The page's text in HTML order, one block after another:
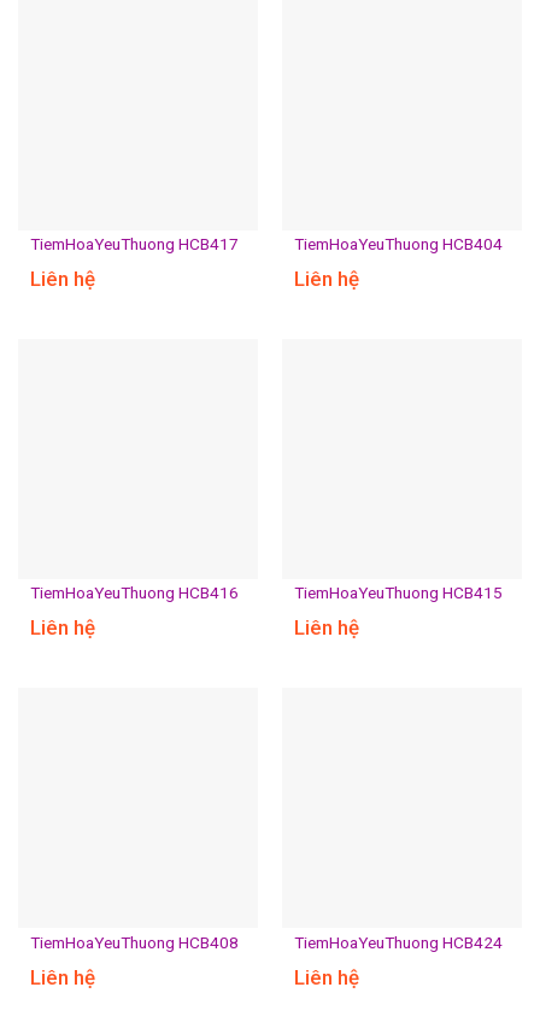
TiemHoaYeuThuong HCB417
Liên hệ
TiemHoaYeuThuong HCB404
Liên hệ
TiemHoaYeuThuong HCB416
Liên hệ
TiemHoaYeuThuong HCB415
Liên hệ
TiemHoaYeuThuong HCB408
Liên hệ
TiemHoaYeuThuong HCB424
Liên hệ